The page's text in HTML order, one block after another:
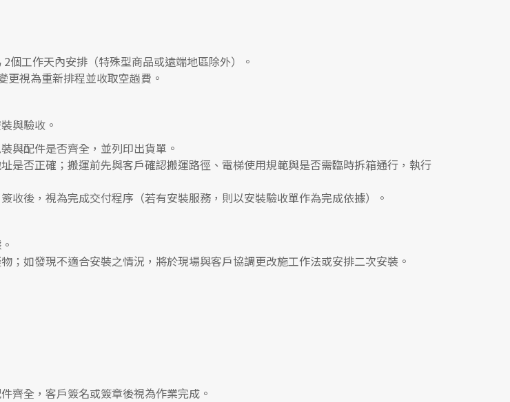
個工作天內安排（特殊型商品或遠端地區除外）。
視為重新排程並收取空趟費。
與驗收。
與配件是否齊全，並列印出貨單。
是否正確；搬運前先與客戶確認搬運路徑、電梯使用規範與是否需臨時拆箱通行，執行
收後，視為完成交付程序（若有安裝服務，則以安裝驗收單作為完成依據）。
；如發現不適合安裝之情況，將於現場與客戶協調更改施工作法或安排二次安裝。
齊全，客戶簽名或簽章後視為作業完成。